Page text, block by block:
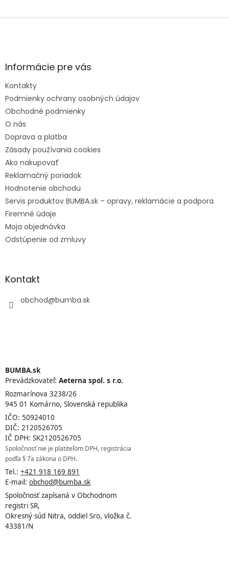
e
Informácie pre vás
Kontakty
Podmienky ochrany osobných údajov
Obchodné podmienky
O nás
Doprava a platba
Zásady používania cookies
Ako nakupovať
Reklamačný poriadok
Hodnotenie obchodu
Servis produktov BUMBA.sk – opravy, reklamácie a podpora
Firemné údaje
Moja objednávka
Odstúpenie od zmluvy
Kontakt
obchod@bumba.sk
BUMBA.sk
Prevádzkovateľ: Aeterna spol. s r.o.
Rozmarínova 3238/26
945 01 Komárno, Slovenská republika
IČO: 50924010
DIČ: 2120526705
IČ DPH: SK2120526705
Spoločnosť nie je platiteľom DPH, registrácia
podľa § 7a zákona o DPH.
Tel.: +421 918 169 891
E-mail: obchod@bumba.sk
Spoločnosť zapísaná v Obchodnom
registri SR,
Okresný súd Nitra, oddiel Sro, vložka č.
43381/N